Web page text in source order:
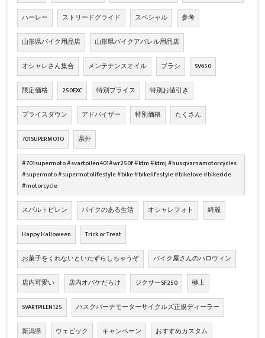
ハーレー ストリードグライド スペシャル 参考
山形県バイク用品店 山形県バイクアパレル用品店
オシャレさん集合 メンテナンスオイル ブラシ SV650
限定価格 250EXC 特別プライス 特別お値引き
プライスダウン アドバイザー 特別価格 たくさん
701SUPERMOTO 県外
#701supermoto #svartpilen401#wr250f #ktm #ktmj #husqvarnamotorcycles
#supermoto #supermotolifestyle #bike #bikelifestyle #bikelove #bikeride
#motorcycle
スバルトピレン バイクのある生活 オシャレフォト 綺麗
Happy Halloween Trick or Treat
お菓子をくれないといたずらしちゃうぞ バイク屋さんのハロウィン
店内可愛い 店内オバケだらけ ジクサーSF250 極上
SVARTPILEN125 ハスクバーナモーターサイクルズ正規ディーラー
新潟県 ウェビック キャンペーン おすすめカスタム